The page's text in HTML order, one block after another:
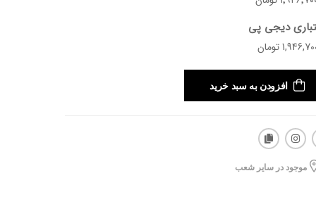
دیجی پی
افزودن به سبد خرید
موجود در سایر شعب